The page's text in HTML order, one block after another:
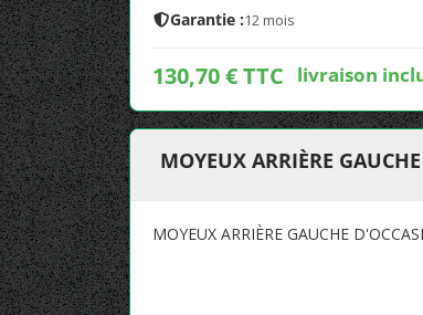
Garantie :12 mois
130,70 € TTC livraison
MOYEUX ARRIÈRE
MOYEUX ARRIÈRE GAUCHE